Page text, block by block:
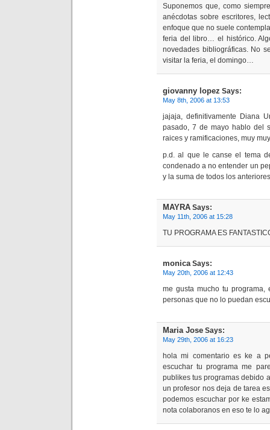
Suponemos que, como
anécdotas sobre escritores,
enfoque que no suele
feria del libro… el histórico.
novedades bibliográficas. No
visitar la feria, el domingo…
giovanny lopez Says:
May 8th, 2006 at 13:53
jajaja, definitivamente Diana
pasado, 7 de mayo hablo del
raices y ramificaciones, muy
p.d. al que le canse el tema
condenado a no entender un
y la suma de todos los
MAYRA Says:
May 11th, 2006 at 15:28
TU PROGRAMA ES
monicaSays:
May 20th, 2006 at 12:43
me gusta mucho tu
personas que no lo puedan
Maria Jose Says:
May 29th, 2006 at 16:23
hola mi comentario es ke a
escuchar tu programa me
publikes tus programas debido
un profesor nos deja de tarea
podemos escuchar por ke
nota colaboranos en eso te lo